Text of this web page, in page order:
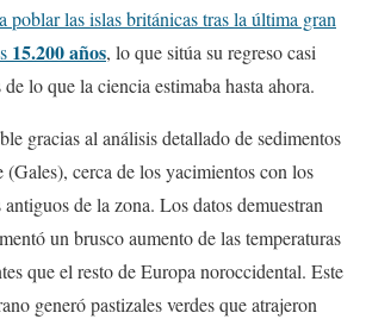
poblar las islas británicas tras la última gran
15.200 años, lo que sitúa su regreso casi
lo que la ciencia estimaba hasta ahora.
gracias al análisis detallado de sedimentos
cerca de los yacimientos con los
antiguos de la zona. Los datos demuestran
un brusco aumento de las temperaturas
que el resto de Europa noroccidental. Este
generó pastizales verdes que atrajeron